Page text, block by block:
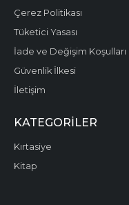
Çerez Politikası
Tüketici Yasası
İade ve Değişim Koşulları
Güvenlik İlkesi
İletişim
KATEGORILER
Kırtasiye
Kitap